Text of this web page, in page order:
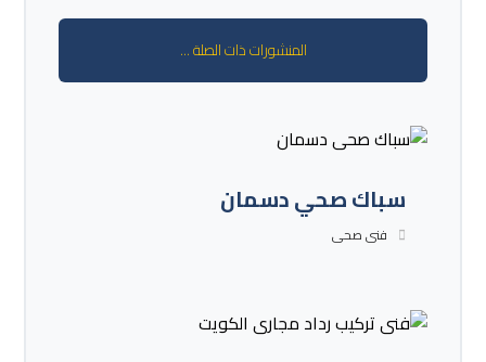
المنشورات ذات الصلة ...
سباك صحي دسمان
فنى صحى